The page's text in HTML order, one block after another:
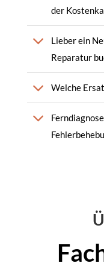
der
Lieber ein
Reparatur
Welche